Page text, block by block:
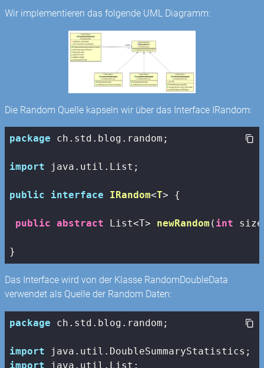
Wir implementieren das folgende UML Diagramm:
Die Random Quelle kapseln wir über das Interface IRandom:
package ch.std.blog.random;
import java.util.List;
public interface IRandom<T> {
public abstract List<T> newRandom ( int
}
Das Interface wird von der Klasse RandomDoubleData
verwendet als Quelle der Random Daten:
package ch.std.blog.random;
import
import java.util.List;